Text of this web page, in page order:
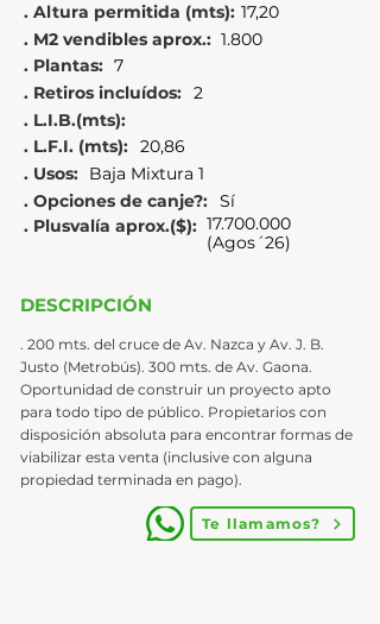
. Altura permitida (mts): 17,20
. M2 vendibles aprox.: 1.800
. Plantas: 7
. Retiros incluídos: 2
. L.I.B.(mts):
. L.F.I. (mts): 20,86
. Usos: Baja Mixtura 1
. Opciones de canje?: Sí
. Plusvalía aprox.($): 17.700.000
(Agos´26)
DESCRIPCIÓN
. 200 mts. del cruce de Av. Nazca y Av. J. B.
Justo (Metrobús). 300 mts. de Av. Gaona.
Oportunidad de construir un proyecto apto
para todo tipo de público. Propietarios con
disposición absoluta para encontrar formas de
viabilizar esta venta (inclusive con alguna
propiedad terminada en pago).
Te llamamos?